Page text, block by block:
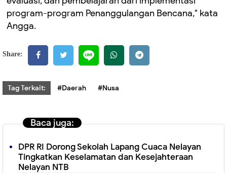
program-program Penanggulangan Bencana," kata
Angga.
Share:
Tag Terkait: #Daerah #Nusa
Baca juga:
DPR RI Dorong Sekolah Lapang Cuaca Nelayan
Tingkatkan Keselamatan dan Kesejahteraan
Nelayan NTB